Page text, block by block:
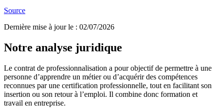
Source
Dernière mise à jour le : 02/07/2026
Notre analyse juridique
Le contrat de professionnalisation a pour objectif de permettre à une
personne d’apprendre un métier ou d’acquérir des compétences
reconnues par une certification professionnelle, tout en facilitant son
insertion ou son retour à l’emploi. Il combine donc formation et
travail en entreprise.